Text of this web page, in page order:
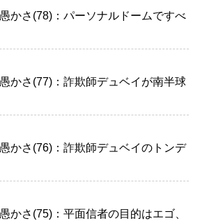
かさ(78)：パーソナルドームですべ
かさ(77)：詐欺師デュベイが南半球
かさ(76)：詐欺師デュベイのトンデ
かさ(75)：平面信者の目的はエゴ、